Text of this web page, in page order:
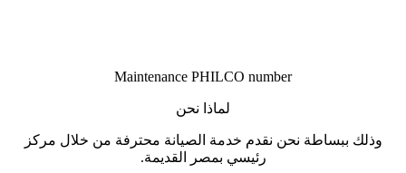
Maintenance PHILCO number
لماذا نحن
وذلك ببساطة نحن نقدم خدمة الصيانة محترفة من خلال مركز
رئيسي بمصر القديمة.